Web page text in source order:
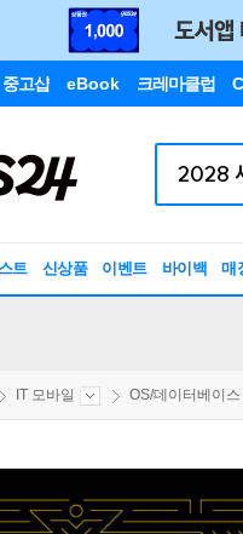
중고샵 eBook 크레마클럽
트 신상품 이벤트 바이백 매
IT 모바일 OS/데이터베이스